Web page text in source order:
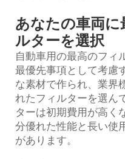
あなたの車両
ルターを選択
自動車用の最高のフィ
最優先事項として考慮
な素材で作られ、業界
れたフィルターを選ん
ターは初期費用が高く
分優れた性能と長い使
があります。